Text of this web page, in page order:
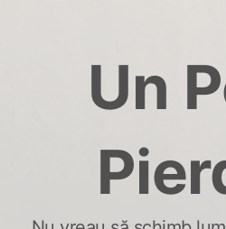
Un